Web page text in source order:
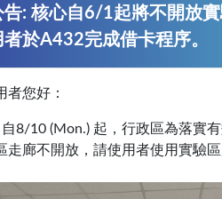
Translational Core of BioTReC
國科會方式付費)發表在
影像解構暨空間導引之單
: 核心自6/1起將不開放實
於A432完成借卡程序。
者您好：
8/10 (Mon.) 起，行政區為落實
走廊不開放，請使用者使用實驗